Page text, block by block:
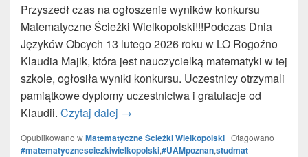
Przyszedł czas na ogłoszenie wyników konkursu
Matematyczne Ścieżki Wielkopolski!!!Podczas Dnia
Języków Obcych 13 lutego 2026 roku w LO Rogoźno
Klaudia Majik, która jest nauczycielką matematyki w tej
szkole, ogłosiła wyniki konkursu. Uczestnicy otrzymali
pamiątkowe dyplomy uczestnictwa i gratulacje od
Klaudii. Czytaj dalej Wyniki konkursu (LO Rogoźno)
→
Opublikowano wMatematyczne Ścieżki Wielkopolski | Otagowano
#matematycznesciezkiwielkopolski,#UAMpoznan,studmat